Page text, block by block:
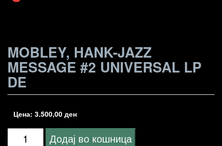
MOBLEY, HANK-JAZZ
MESSAGE #2 UNIVERSAL LP
DE
Цена: 3.500,00 ден
Mobley,
Додај во кошница